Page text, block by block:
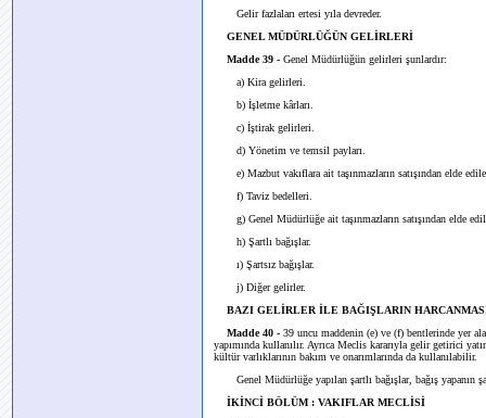
Gelir fazlaları ertesi yıla devreder.
GENEL MÜDÜRLÜĞÜN GELİRLERİ
Madde 39 - Genel Müdürlüğün gelirleri şunlardır:
a) Kira gelirleri.
b) İşletme kârları.
c) İştirak gelirleri.
d) Yönetim ve temsil payları.
e) Mazbut vakıflara ait taşınmazların satışından elde
f) Taviz bedelleri.
g) Genel Müdürlüğe ait taşınmazların satışından elde
h) Şartlı bağışlar.
ı) Şartsız bağışlar.
j) Diğer gelirler.
BAZI GELİRLER İLE BAĞIŞLARIN
Madde 40 - 39 uncu maddenin (e) ve (f) bentlerinde yer
yapımında kullanılır. Ayrıca Meclis kararıyla gelir getirici
kültür varlıklarının bakım ve onarımlarında da kullanılabilir.
Genel Müdürlüğe yapılan şartlı bağışlar, bağış yapanın
İKİNCİ BÖLÜM : VAKIFLAR MECLİSİ